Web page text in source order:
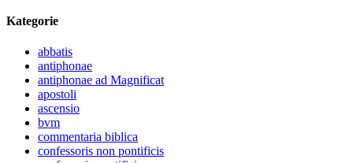
Kategorie
abbatis
antiphonae
antiphonae ad Magnificat
apostoli
ascensio
bvm
commentaria biblica
confessoris non pontificis